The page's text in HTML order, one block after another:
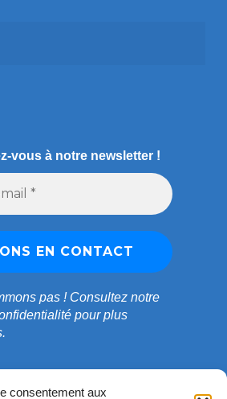
consentement aux
vous à notre newsletter !
pas ! Consultez notre
pour plus